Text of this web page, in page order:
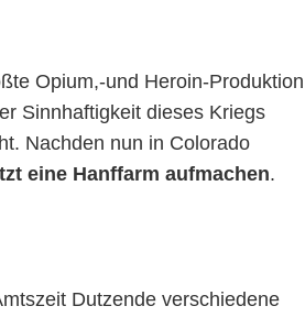
Opium,-und Heroin-Produktion
Sinnhaftigkeit dieses Kriegs
Nachden nun in Colorado
eine Hanffarm aufmachen.
Dutzende verschiedene